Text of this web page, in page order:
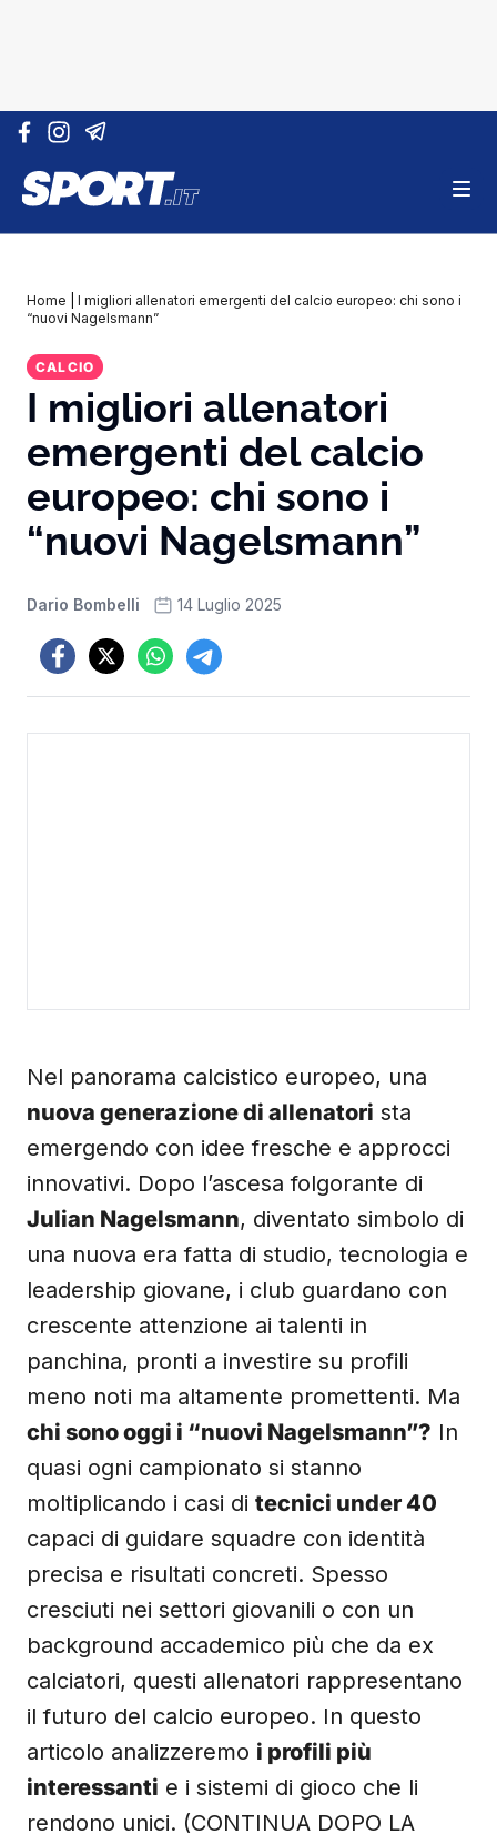
Vai al contenuto
Home
I migliori allenatori emergenti del calcio europeo: chi sono i
“nuovi Nagelsmann”
CALCIO
I migliori allenatori
emergenti del calcio
europeo: chi sono i
“nuovi Nagelsmann”
Dario Bombelli 14 Luglio 2025
Nel panorama calcistico europeo, una
nuova generazione di allenatori sta
emergendo con idee fresche e approcci
innovativi. Dopo l’ascesa folgorante di
Julian Nagelsmann, diventato simbolo di
una nuova era fatta di studio, tecnologia e
leadership giovane, i club guardano con
crescente attenzione ai talenti in
panchina, pronti a investire su profili
meno noti ma altamente promettenti. Ma
chi sono oggi i “nuovi Nagelsmann”? In
quasi ogni campionato si stanno
moltiplicando i casi di tecnici under 40
capaci di guidare squadre con identità
precisa e risultati concreti. Spesso
cresciuti nei settori giovanili o con un
background accademico più che da ex
calciatori, questi allenatori rappresentano
il futuro del calcio europeo. In questo
articolo analizzeremo i profili più
interessanti e i sistemi di gioco che li
rendono unici. (CONTINUA DOPO LA